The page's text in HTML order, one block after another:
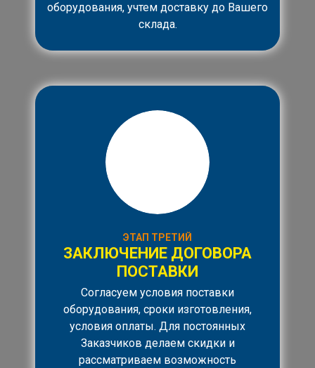
оборудования, учтем доставку до Вашего
склада.
ЭТАП ТРЕТИЙ
ЗАКЛЮЧЕНИЕ ДОГОВОРА
ПОСТАВКИ
Согласуем условия поставки
оборудования, сроки изготовления,
условия оплаты. Для постоянных
Заказчиков делаем скидки и
рассматриваем возможность